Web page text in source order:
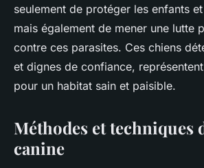
seulement de protéger les enfants
mais également de mener une lutte
contre ces parasites. Ces chiens
et dignes de confiance,
pour un habitat sain et paisible.
Méthodes et techniques
canine